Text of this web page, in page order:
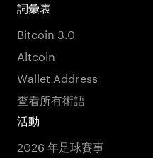
詞彙表
Bitcoin 3.0
Altcoin
Wallet Address
查看所有術語
活動
2026 年足球賽事